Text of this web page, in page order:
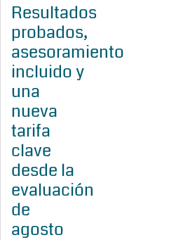
Resultados
probados,
asesoramiento
incluido y
una
nueva
tarifa
clave
desde la
evaluación
de
agosto